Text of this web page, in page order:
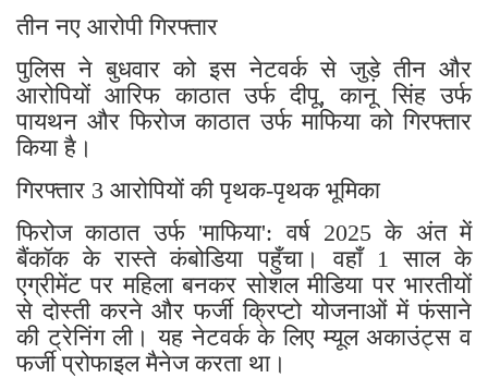
तीन नए आरोपी गिरफ्तार
पुलिस ने बुधवार को इस नेटवर्क से जुड़े तीन और
आरोपियों आरिफ काठात उर्फ दीपू, कानू सिंह उर्फ
पायथन और फिरोज काठात उर्फ माफिया को गिरफ्तार
किया है।
गिरफ्तार 3 आरोपियों की पृथक-पृथक भूमिका
​फिरोज काठात उर्फ 'माफिया': वर्ष 2025 के अंत में
बैंकॉक के रास्ते कंबोडिया पहुँचा। वहाँ 1 साल के
एग्रीमेंट पर महिला बनकर सोशल मीडिया पर भारतीयों
से दोस्ती करने और फर्जी क्रिप्टो योजनाओं में फंसाने
की ट्रेनिंग ली। यह नेटवर्क के लिए म्यूल अकाउंट्स व
फर्जी प्रोफाइल मैनेज करता था।